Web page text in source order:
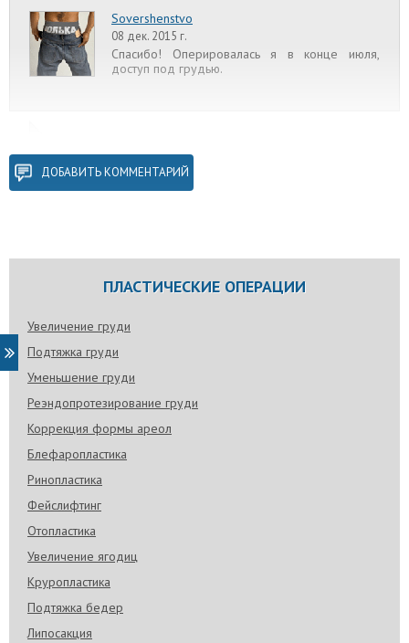
Sovershenstvo
08 дек. 2015 г.
Спасибо! Оперировалась я в конце июля,
доступ под грудью.
16 мая 2016 г.
Sovershenstvo
17 мая 2016 г.
Спасибо! Вышло 140тр (почти год назад).
сутки). Удачи!
ДОБАВИТЬ КОММЕНТАРИЙ
ПЛАСТИЧЕСКИЕ ОПЕРАЦИИ
Увеличение груди
Подтяжка груди
Уменьшение груди
Реэндопротезирование груди
Коррекция формы ареол
Блефаропластика
Ринопластика
Фейслифтинг
Отопластика
Увеличение ягодиц
Круропластика
Подтяжка бедер
Липосакция